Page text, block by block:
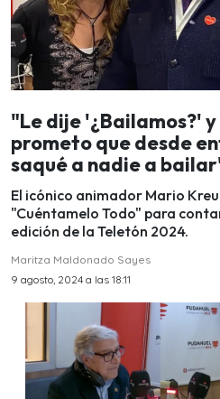
"Le dije '¿Bailamos?'
prometo que desde
saqué a nadie a
El icónico animador Mario
"Cuéntamelo Todo" para
edición de la Teletón 2024.
Maritza Maldonado Sayes
9 agosto, 2024 a las 18:11